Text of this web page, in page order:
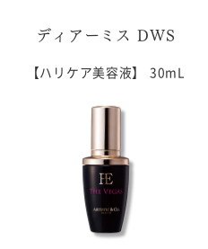
ディアーミス DWS
【ハリケア美容液】 30mL